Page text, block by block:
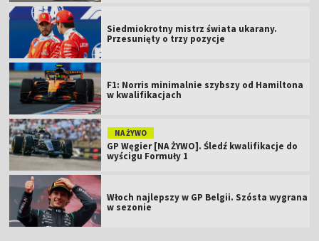
Siedmiokrotny mistrz świata ukarany.
Przesunięty o trzy pozycje
F1: Norris minimalnie szybszy od Hamiltona
w kwalifikacjach
NA ŻYWO
GP Węgier [NA ŻYWO]. Śledź kwalifikacje do
wyścigu Formuły 1
Włoch najlepszy w GP Belgii. Szósta wygrana
w sezonie